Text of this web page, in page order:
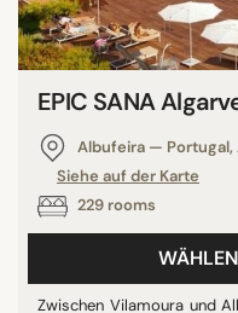
EPIC SANA
Albufeira — Portugal,
Siehe auf der Karte
229 rooms
Zwischen Vilamoura und